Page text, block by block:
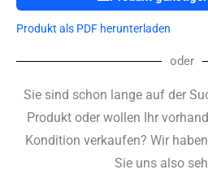
Produkt als PDF herunterladen
oder
Sie sind schon lange auf der
Produkt oder wollen Ihr
Kondition verkaufen? Wir
Sie uns also